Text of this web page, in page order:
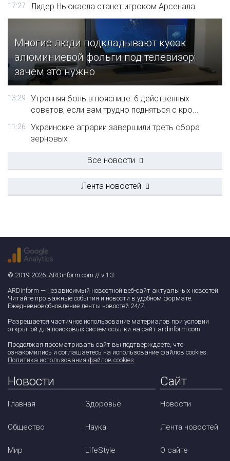
17:27 Лидер Ньюкасла станет игроком Арсенала
Многие люди подкладывают кусок
алюминиевой фольги под телевизор:
зачем это нужно
13:29
Утренняя боль в пояснице: 6 действенных
советов, если вам трудно подняться с кро...
11:26
Украинские аграрии завершили треть сбора
зерновых
Все новости
Лента новостей
© 2019-2026. ARDinform.com // v.1.3
ARDinform — независимый новостной веб-сайт актуальных новостей.
Читайте про важные события и новости в удобном формате.
Ежедневное обновление ленты новостей 24/7.
Разрешается частичное использование материалов при условии
открытой для поисковых систем ссылки на сайт ardinform.com
Продолжая просматривать сайт вы подтверждаете, что
ознакомились и соглашаетесь на использование файлов cookies.
Политика использования файлов cookies.
Новости
Главная
Общество
Мир
Здоровье
Наука
LifeStyle
Сайт
Новости
Лента новостей
О сайте